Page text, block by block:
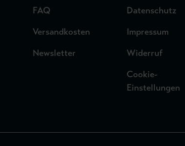
FAQ
Versandkosten
Newsletter
Datenschutz
Impressum
Widerruf
Cookie-
Einstellungen